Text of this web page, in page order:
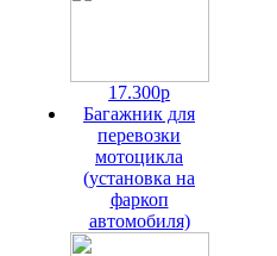
17.300р
Багажник для
перевозки
мотоцикла
(установка на
фаркоп
автомобиля)